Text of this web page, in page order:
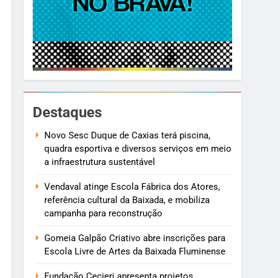
Destaques
Novo Sesc Duque de Caxias terá piscina,
quadra esportiva e diversos serviços em meio
a infraestrutura sustentável
Vendaval atinge Escola Fábrica dos Atores,
referência cultural da Baixada, e mobiliza
campanha para reconstrução
Gomeia Galpão Criativo abre inscrições para
Escola Livre de Artes da Baixada Fluminense